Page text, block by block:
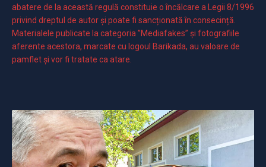
abatere de la această regulă constituie o încălcare a Legii 8/1996
privind dreptul de autor și poate fi sancționată în consecință.
Materialele publicate la categoria ”Mediafakes” și fotografiile
aferente acestora, marcate cu logoul Barikada, au valoare de
pamflet și vor fi tratate ca atare.